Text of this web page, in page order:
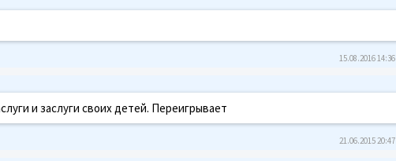
15.08.2016 14:36
и заслуги своих детей. Переигрывает
21.06.2015 20:47